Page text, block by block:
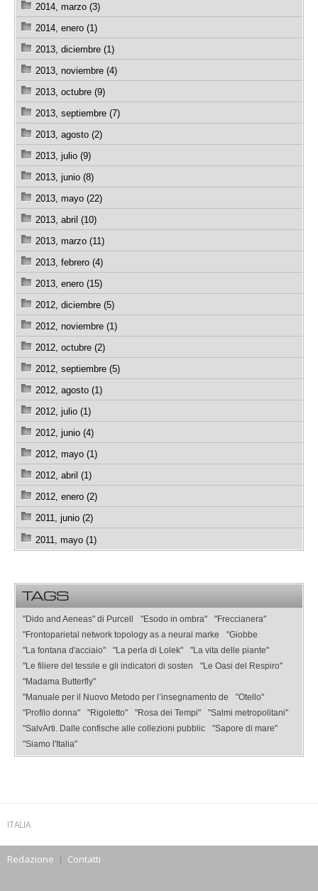
2014, marzo (3)
2014, enero (1)
2013, diciembre (1)
2013, noviembre (4)
2013, octubre (9)
2013, septiembre (7)
2013, agosto (2)
2013, julio (9)
2013, junio (8)
2013, mayo (22)
2013, abril (10)
2013, marzo (11)
2013, febrero (4)
2013, enero (15)
2012, diciembre (5)
2012, noviembre (1)
2012, octubre (2)
2012, septiembre (5)
2012, agosto (1)
2012, julio (1)
2012, junio (4)
2012, mayo (1)
2012, abril (1)
2012, enero (2)
2011, junio (2)
2011, mayo (1)
TAGS
"Dido and Aeneas" di Purcell "Esodo in ombra"
"Freccianera"
"Frontoparietal network topology as a neural marke
"Giobbe
"La fontana d'acciaio"
"La perla di Lolek"
"La vita delle piante"
"Le filiere del tessile e gli indicatori di sosten
"Le Oasi del Respiro"
"Madama Butterfly"
"Manuale per il Nuovo Metodo per l’insegnamento de
"Otello"
"Profilo donna"
"Rigoletto" "Rosa dei Tempi"
"Salmi metropolitani"
"SalvArti. Dalle confische alle collezioni pubblic
"Sapore di mare"
"Siamo l'Italia"
ITALIA
Redazione | Contatti